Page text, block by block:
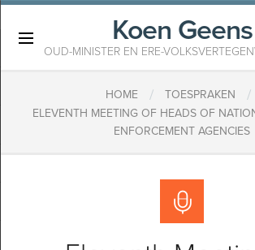
Koen Geens
OUD-MINISTER EN ERE-
HOME / TOESPRAKEN /
ELEVENTH MEETING OF HEADS OF
ENFORCEMENT AGENCIES